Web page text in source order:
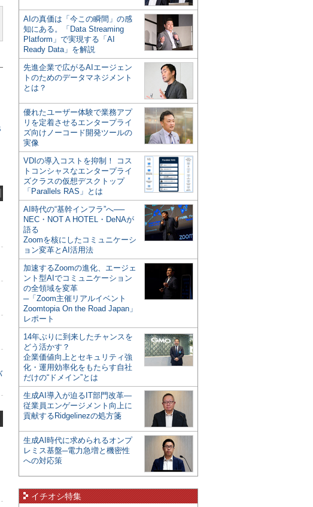
AIの真価は「今この瞬間」の感
知にある。「Data Streaming
Platform」で実現する「AI
Ready Data」を解説
先進企業で広がるAIエージェン
トのためのデータマネジメント
とは？
優れたユーザー体験で業務アプ
リを定着させるエンタープライ
ズ向けノーコード開発ツールの
実像
VDIの導入コストを抑制！ コス
トコンシャスなエンタープライ
ズクラスの仮想デスクトップ
「Parallels RAS」とは
AI時代の“基幹インフラ”へ──
NEC・NOT A HOTEL・DeNAが
語る
Zoomを核にしたコミュニケーシ
ョン変革とAI活用法
加速するZoomの進化、エージェ
ント型AIでコミュニケーション
の全領域を変革
─「Zoom主催リアルイベント
Zoomtopia On the Road Japan」
レポート
14年ぶりに到来したチャンスを
どう活かす？
企業価値向上とセキュリティ強
化・運用効率化をもたらす自社
だけの“ドメイン”とは
生成AI導入が迫るIT部門改革―
従業員エンゲージメント向上に
貢献するRidgelinezの処方箋
生成AI時代に求められるオンプ
レミス基盤─電力急増と機密性
への対応策
イチオシ特集